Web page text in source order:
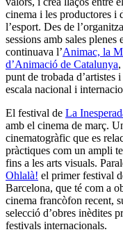
cinema i les productores i
l’esport. Des de
sessions amb sales
continuava l’Animac, la
d’Animació de Catalunya
punt de trobada d’artistes
escala nacional i
El festival de La
amb el cinema de març.
cinematogràfic que es
pràctiques com un ampli
fins a les arts visuals.
Ohlalà! el primer festival
Barcelona, que té com a
cinema francòfon recent,
selecció d’obres inèdites
festivals internacionals.